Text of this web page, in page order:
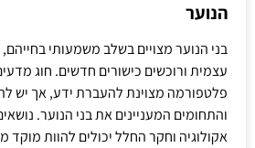
הנוער
בני הנוער מצויים בשלב משמעותי
עצמית ורוכשים כישורים חדשים. חוג מדעים
פלטפורמה מצוינת להעברת ידע, אך יש
והתחומים המעניינים את בני הנוער.
אקולוגיה וחקר החלל יכולים להוות מוקד